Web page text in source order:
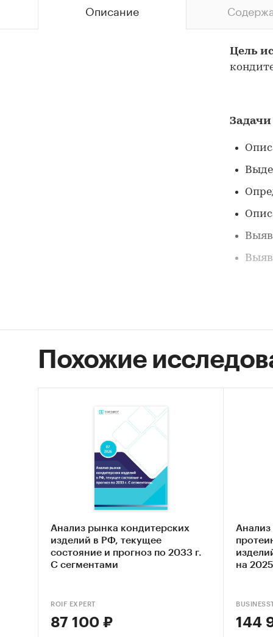
Описание
Цель
Задачи
В
их
Рост
Похожие
Анализ рынка кондитерских
изделий в РФ, текущее
состояние и прогноз по 2033 г.
С сегментами
ROIF EXPERT
87 100 ₽
на
144